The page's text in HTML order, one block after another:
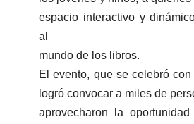
espacio interactivo y
al
mundo de los libros.
El evento, que se celebró
logró convocar a miles de
aprovecharon la